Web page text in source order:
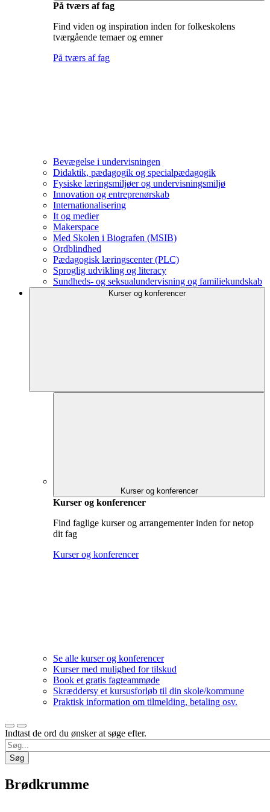
På tværs af fag
Find viden og inspiration inden for folkeskolens
tværgående temaer og emner
På tværs af fag
Bevægelse i undervisningen
Didaktik, pædagogik og specialpædagogik
Fysiske læringsmiljøer og undervisningsmiljø
Innovation og entreprenørskab
Internationalisering
It og medier
Makerspace
Med Skolen i Biografen (MSIB)
Ordblindhed
Pædagogisk læringscenter (PLC)
Sproglig udvikling og literacy
Sundheds- og seksualundervisning og familiekundskab
Kurser og konferencer
Kurser og konferencer
Kurser og konferencer
Find faglige kurser og arrangementer inden for netop
dit fag
Kurser og konferencer
Se alle kurser og konferencer
Kurser med mulighed for tilskud
Book et gratis fagteammøde
Skræddersy et kursusforløb til din skole/kommune
Praktisk information om tilmelding, betaling osv.
Indtast de ord du ønsker at søge efter.
Brødkrumme